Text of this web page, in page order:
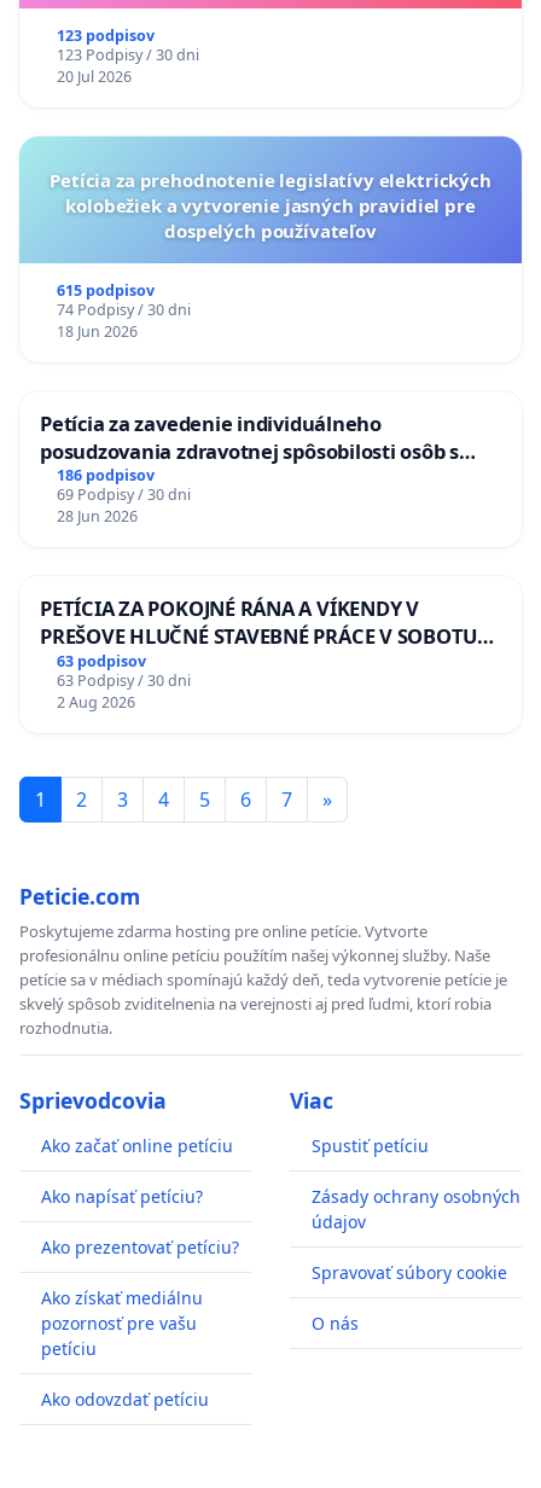
123 podpisov
123 Podpisy / 30 dni
20 Jul 2026
Petícia za prehodnotenie legislatívy elektrických
kolobežiek a vytvorenie jasných pravidiel pre
dospelých používateľov
615 podpisov
74 Podpisy / 30 dni
18 Jun 2026
Petícia za zavedenie individuálneho
posudzovania zdravotnej spôsobilosti osôb s
diabetom 1. a 2. typu pri prijímaní do
Policajného zboru SR
186 podpisov
69 Podpisy / 30 dni
28 Jun 2026
PETÍCIA ZA POKOJNÉ RÁNA A VÍKENDY V
PREŠOVE HLUČNÉ STAVEBNÉ PRÁCE V SOBOTU
LEN OD 9.00 DO 13.00 HOD., CEZ PRACOVNÝ
TÝŽDEŇ CIEĽ 8.00 – 18.00 HOD. A PRAVIDELNÁ
KONTROLA STAVBY C-AREA NA
63 podpisov
63 Podpisy / 30 dni
2 Aug 2026
1 2 3 4 5 6 7 »
Peticie.com
Poskytujeme zdarma hosting pre online petície. Vytvorte
profesionálnu online petíciu použítím našej výkonnej služby. Naše
petície sa v médiach spomínajú každý deň, teda vytvorenie petície je
skvelý spôsob zviditelnenia na verejnosti aj pred ľudmi, ktorí robia
rozhodnutia.
Sprievodcovia
Ako začať online petíciu
Ako napísať petíciu?
Ako prezentovať petíciu?
Ako získať mediálnu
pozornosť pre vašu
petíciu
Ako odovzdať petíciu
Viac
Spustiť petíciu
Zásady ochrany osobných
údajov
Spravovať súbory cookie
O nás